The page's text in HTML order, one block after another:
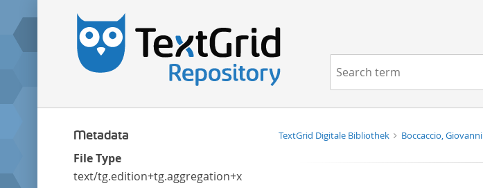
Navigation
Metadata
File Type
text/tg.edition+tg.aggregation+xml
TextGrid Digitale Bibliothek Boccaccio, Giovanni